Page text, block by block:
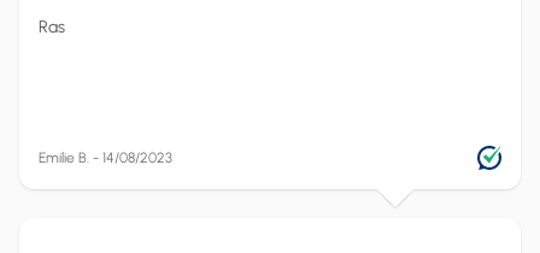
Ras
Emilie B. - 14/08/2023